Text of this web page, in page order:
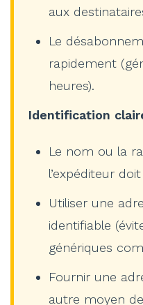
aux
Le
rapidement
heures).
Identification
Le nom ou la
l’expéditeur
Utiliser une
identifiable
génériques
Fournir une
autre moyen